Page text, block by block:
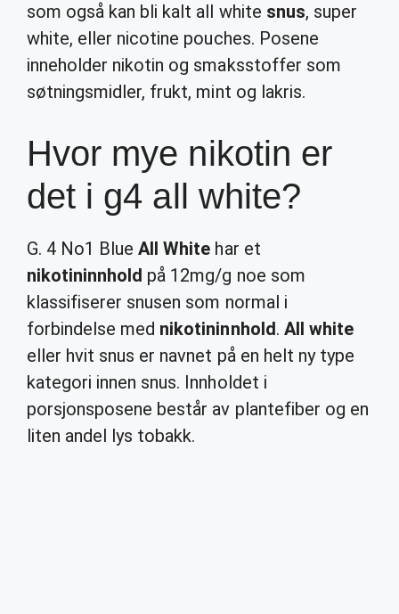
som også kan bli kalt all white snus, super
white, eller nicotine pouches. Posene
inneholder nikotin og smaksstoffer som
søtningsmidler, frukt, mint og lakris.
Hvor mye nikotin er
det i g4 all white?
G. 4 No1 BlueAll White har et
nikotininnhold på 12mg/g noe som
klassifiserer snusen som normal i
forbindelse med nikotininnhold. All white
eller hvit snus er navnet på en helt ny type
kategori innen snus. Innholdet i
porsjonsposene består av plantefiber og en
liten andel lys tobakk.